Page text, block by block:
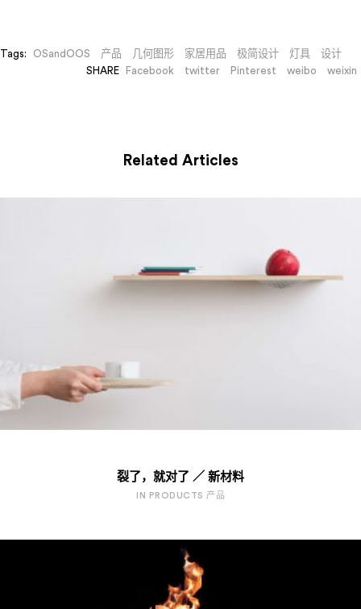
Tags: OSandOOS 产品 几何图形 家居用品 极简设计 灯具
设计
SHARE
Facebook twitter Pinterest weibo weixin
Related Articles
裂了，就对了 ／ 新材料
IN PRODUCTS 产品